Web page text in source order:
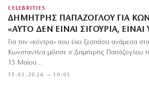
CELEBRITIES
ΔΗΜΉΤΡΗΣ ΠΑΠΆΖΟΓΛΟΥ ΓΙΑ
«ΑΥΤΌ ΔΕΝ ΕΊΝΑΙ ΣΙΓΟΥΡΙΆ,
13.05.2026 — 10:05
Για την «κόντρα» που έχει ξεσπάσει ανάμεσα
Κωνσταντίνα μίλησε ο Δημήτρης Παπάζογλου
13 Μαϊου…